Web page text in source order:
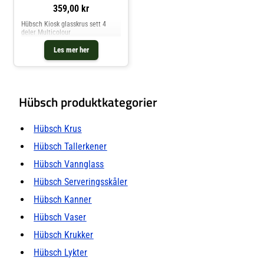
359,00 kr
Les mer her
Hübsch Kiosk glasskrus sett 4
deler Multicolour
Hübsch produktkategorier
Hübsch Krus
Hübsch Tallerkener
Hübsch Vannglass
Hübsch Serveringsskåler
Hübsch Kanner
Hübsch Vaser
Hübsch Krukker
Hübsch Lykter